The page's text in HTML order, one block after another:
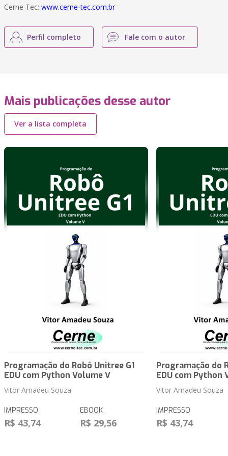
Cerne Tec: www.cerne-tec.com.br
Perfil completo Fale com o autor
Mais publicações desse autor
Ver a lista completa
Programação do Robô Unitree G1
EDU com Python Volume V
Vitor Amadeu Souza
IMPRESSO
R$ 43,74
EBOOK
R$ 29,56
Programação do
EDU com Python
Vitor Amadeu Souza
IMPRESSO
R$ 43,74